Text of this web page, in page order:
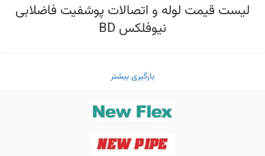
لیست قیمت لوله و اتصالات پوشفیت فاضلابی
نیوفلکس BD
بارگیری بیشتر